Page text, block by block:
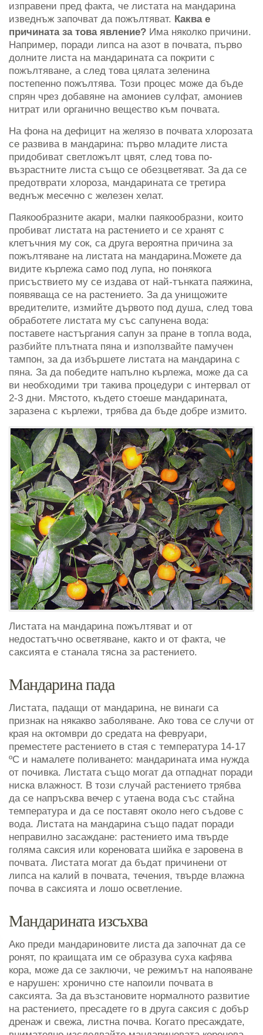
изправени пред факта, че листата на мандарина
изведнъж започват да пожълтяват. Каква е
причината за това явление? Има няколко причини.
Например, поради липса на азот в почвата, първо
долните листа на мандарината са покрити с
пожълтяване, а след това цялата зеленина
постепенно пожълтява. Този процес може да бъде
спрян чрез добавяне на амониев сулфат, амониев
нитрат или органично вещество към почвата.
На фона на дефицит на желязо в почвата хлорозата
се развива в мандарина: първо младите листа
придобиват светложълт цвят, след това по-
възрастните листа също се обезцветяват. За да се
предотврати хлороза, мандарината се третира
веднъж месечно с железен хелат.
Паякообразните акари, малки паякообразни, които
пробиват листата на растението и се хранят с
клетъчния му сок, са друга вероятна причина за
пожълтяване на листата на мандарина.Можете да
видите кърлежа само под лупа, но понякога
присъствието му се издава от най-тънката паяжина,
появяваща се на растението. За да унищожите
вредителите, измийте дървото под душа, след това
обработете листата му със сапунена вода:
поставете настъргания сапун за пране в топла вода,
разбийте плътната пяна и използвайте памучен
тампон, за да избършете листата на мандарина с
пяна. За да победите напълно кърлежа, може да са
ви необходими три такива процедури с интервал от
2-3 дни. Мястото, където стоеше мандарината,
заразена с кърлежи, трябва да бъде добре измито.
Листата на мандарина пожълтяват и от
недостатъчно осветяване, както и от факта, че
саксията е станала тясна за растението.
Мандарина пада
Листата, падащи от мандарина, не винаги са
признак на някакво заболяване. Ако това се случи от
края на октомври до средата на февруари,
преместете растението в стая с температура 14-17
ºC и намалете поливането: мандарината има нужда
от почивка. Листата също могат да отпаднат поради
ниска влажност. В този случай растението трябва
да се напръсква вечер с утаена вода със стайна
температура и да се поставят около него съдове с
вода. Листата на мандарина също падат поради
неправилно засаждане: растението има твърде
голяма саксия или кореновата шийка е заровена в
почвата. Листата могат да бъдат причинени от
липса на калий в почвата, течения, твърде влажна
почва в саксията и лошо осветление.
Мандарината изсъхва
Ако преди мандариновите листа да започнат да се
ронят, по краищата им се образува суха кафява
кора, може да се заключи, че режимът на напояване
е нарушен: хронично сте напоили почвата в
саксията. За да възстановите нормалното развитие
на растението, пресадете го в друга саксия с добър
дренаж и свежа, листна почва. Когато пресаждате,